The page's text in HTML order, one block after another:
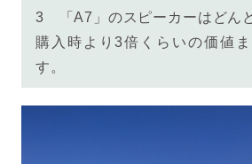
3 「A7」のスピーカーはどん
購入時より3倍くらいの価値
す。